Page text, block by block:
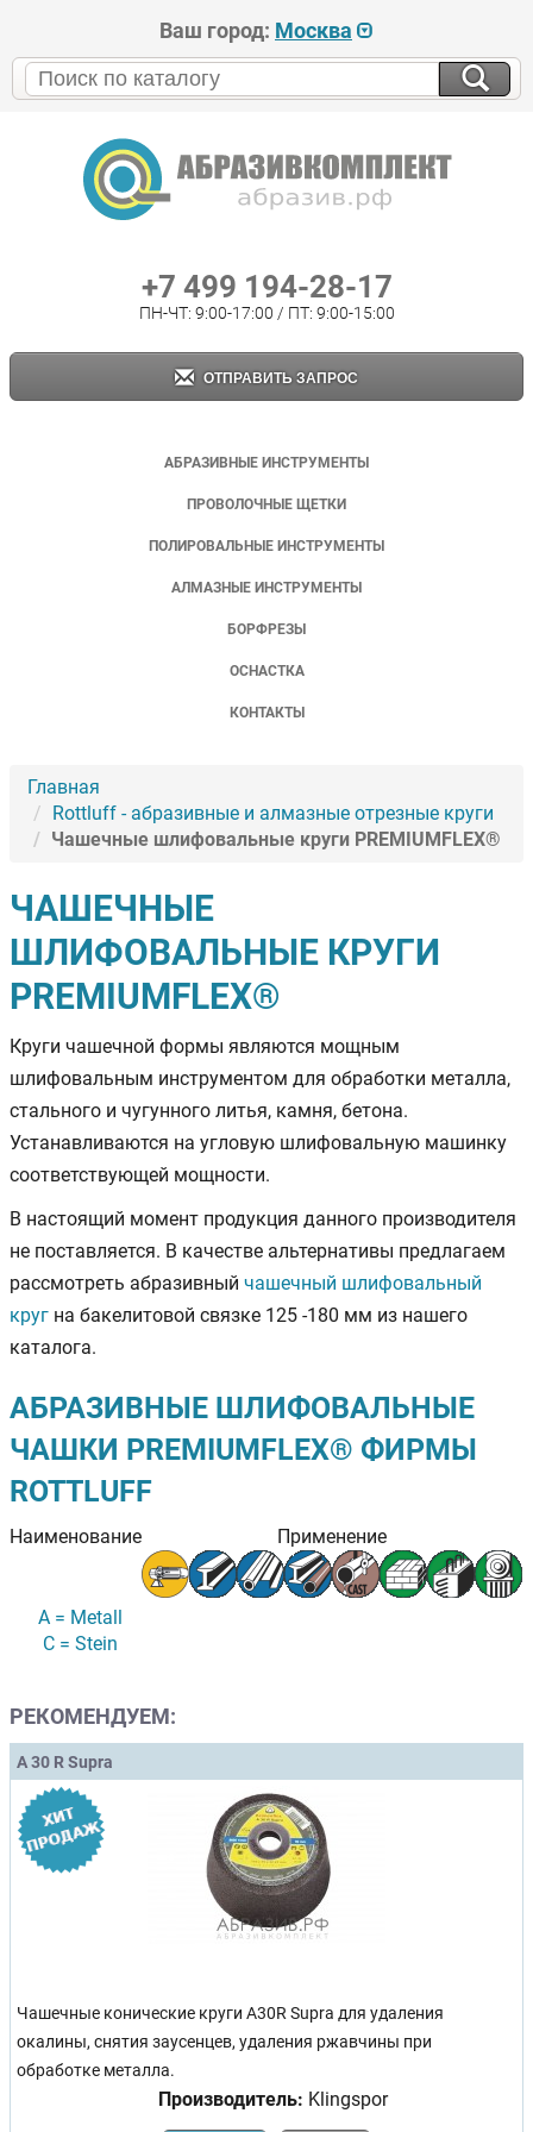
Ваш город: Москва
+7 499 194-28-17
ПН-ЧТ: 9:00-17:00 / ПТ: 9:00-15:00
ОТПРАВИТЬ ЗАПРОС
АБРАЗИВНЫЕ ИНСТРУМЕНТЫ
ПРОВОЛОЧНЫЕ ЩЕТКИ
ПОЛИРОВАЛЬНЫЕ ИНСТРУМЕНТЫ
АЛМАЗНЫЕ ИНСТРУМЕНТЫ
БОРФРЕЗЫ
ОСНАСТКА
КОНТАКТЫ
Главная
Rottluff - абразивные и алмазные отрезные круги
Чашечные шлифовальные круги PREMIUMFLEX®
ЧАШЕЧНЫЕ
ШЛИФОВАЛЬНЫЕ КРУГИ
PREMIUMFLEX®
Круги чашечной формы являются мощным
шлифовальным инструментом для обработки металла,
стального и чугунного литья, камня, бетона.
Устанавливаются на угловую шлифовальную машинку
соответствующей мощности.
В настоящий момент продукция данного производителя
не поставляется. В качестве альтернативы предлагаем
рассмотреть абразивный чашечный шлифовальный
круг на бакелитовой связке 125 -180 мм из нашего
каталога.
АБРАЗИВНЫЕ ШЛИФОВАЛЬНЫЕ
ЧАШКИ PREMIUMFLEX® ФИРМЫ
ROTTLUFF
Наименование Применение
A = Metall
C = Stein
РЕКОМЕНДУЕМ:
A 30 R Supra
Чашечные конические круги A30R Supra для удаления
окалины, снятия заусенцев, удаления ржавчины при
обработке металла.
Производитель: Klingspor